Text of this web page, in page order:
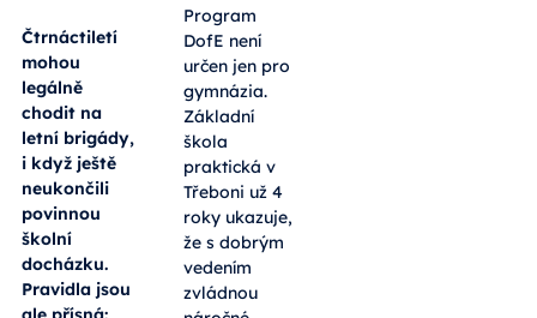
Čtrnáctiletí
mohou
legálně
chodit na
letní brigády,
i když ještě
neukončili
povinnou
školní
docházku.
Pravidla jsou
Program
DofE není
určen jen pro
gymnázia.
Základní
škola
praktická v
Třeboni už 4
roky ukazuje,
že s dobrým
vedením
zvládnou